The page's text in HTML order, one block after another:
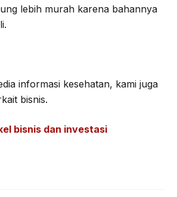
lebih murah karena bahannya
informasi kesehatan, kami juga
bisnis.
bisnis dan investasi